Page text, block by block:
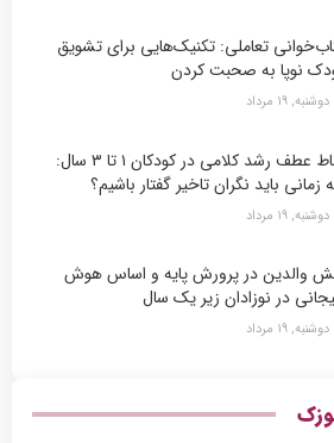
تعاملی: تکنیک‌هایی برای تشویق
نوپا به صحبت کردن
دوشنبه, ۱۹ مرداد
نقاط عطف رشد کلامی در کودکان ۱ تا ۳ سال:
زمانی باید نگران تاخیر گفتار باشیم؟
دوشنبه, ۱۹ مرداد
والدین در پرورش پایه و اساس هوش
در نوزادان زیر یک سال
دوشنبه, ۱۹ مرداد